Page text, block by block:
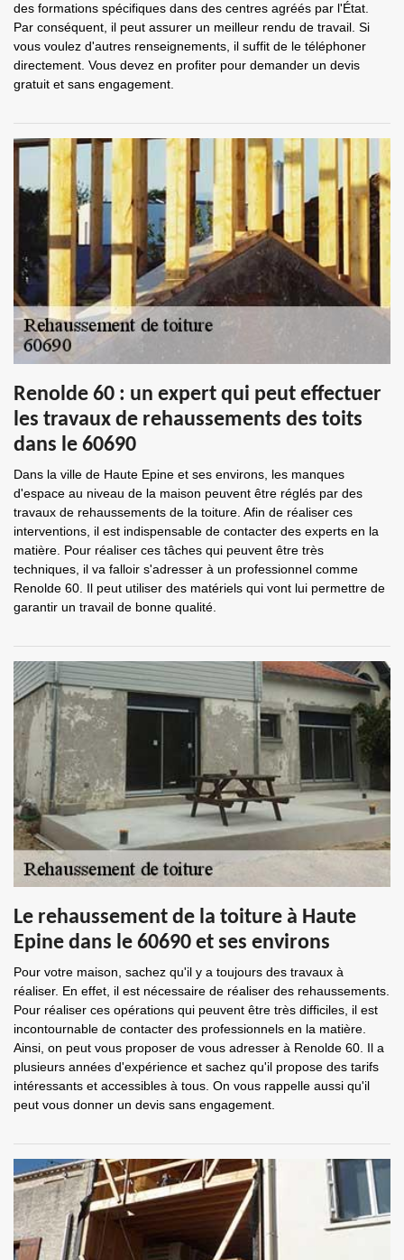
des formations spécifiques dans des centres agréés par l'État.
Par conséquent, il peut assurer un meilleur rendu de travail. Si
vous voulez d'autres renseignements, il suffit de le téléphoner
directement. Vous devez en profiter pour demander un devis
gratuit et sans engagement.
Renolde 60 : un expert qui peut effectuer
les travaux de rehaussements des toits
dans le 60690
Dans la ville de Haute Epine et ses environs, les manques
d'espace au niveau de la maison peuvent être réglés par des
travaux de rehaussements de la toiture. Afin de réaliser ces
interventions, il est indispensable de contacter des experts en la
matière. Pour réaliser ces tâches qui peuvent être très
techniques, il va falloir s'adresser à un professionnel comme
Renolde 60. Il peut utiliser des matériels qui vont lui permettre de
garantir un travail de bonne qualité.
Le rehaussement de la toiture à Haute
Epine dans le 60690 et ses environs
Pour votre maison, sachez qu'il y a toujours des travaux à
réaliser. En effet, il est nécessaire de réaliser des rehaussements.
Pour réaliser ces opérations qui peuvent être très difficiles, il est
incontournable de contacter des professionnels en la matière.
Ainsi, on peut vous proposer de vous adresser à Renolde 60. Il a
plusieurs années d'expérience et sachez qu'il propose des tarifs
intéressants et accessibles à tous. On vous rappelle aussi qu'il
peut vous donner un devis sans engagement.